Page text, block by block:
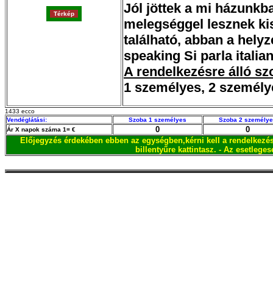
Jól jöttek a mi
melegséggel lesznek
található, abban a
speaking Si parla
A rendelkezésre álló
1 személyes, 2
1433 ecco
Vendéglátási:
Szoba 1 személyes
Szoba 2
Ár X napok száma 1= €
0
0
Előjegyzés érdekében ebben az egységben,kérni kell a
billentyűre kattintasz. - Az